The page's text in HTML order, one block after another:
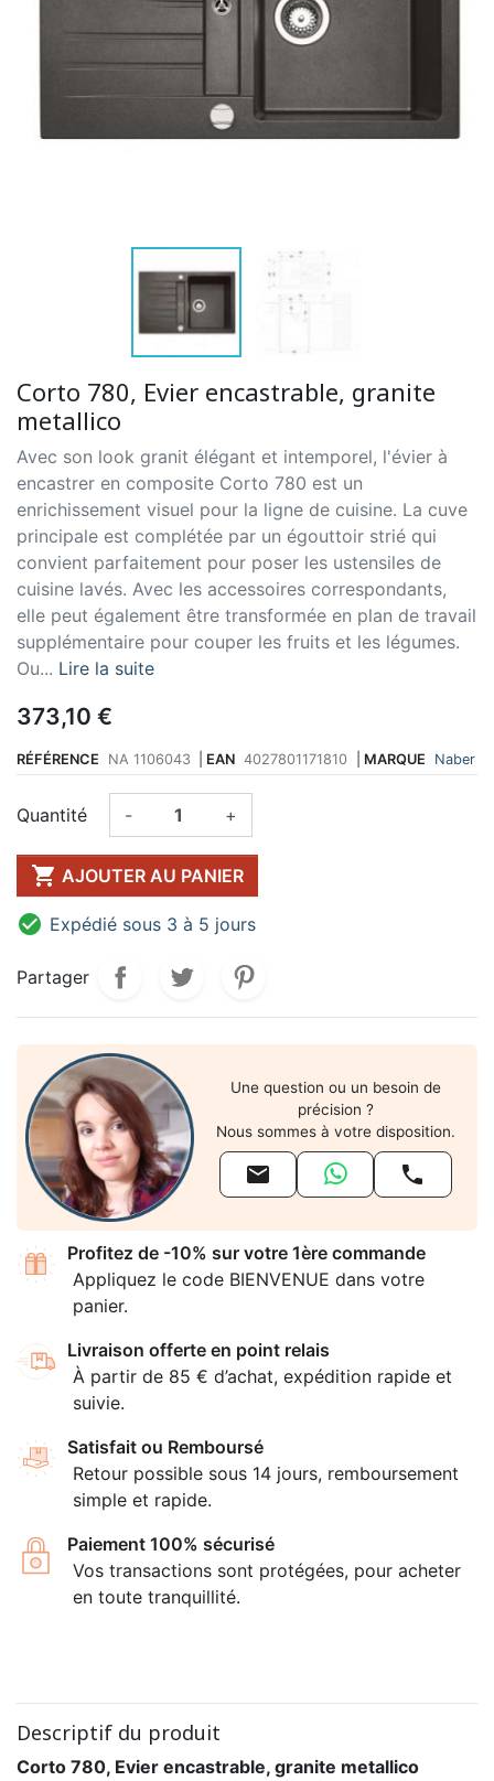
Corto 780, Evier encastrable, granite
metallico
Avec son look granit élégant et intemporel, l'évier à
encastrer en composite Corto 780 est un
enrichissement visuel pour la ligne de cuisine. La cuve
principale est complétée par un égouttoir strié qui
convient parfaitement pour poser les ustensiles de
cuisine lavés. Avec les accessoires correspondants,
elle peut également être transformée en plan de travail
supplémentaire pour couper les fruits et les légumes.
Ou... Lire la suite
373,10 €
RÉFÉRENCE NA 1106043 EAN 4027801171810 MARQUE Naber
Quantité - +
 AJOUTER AU PANIER
 Expédié sous 3 à 5 jours
Partager
Une question ou un besoin de
précision ?
Nous sommes à votre disposition.
 
Profitez de -10% sur votre 1ère commande
Appliquez le code BIENVENUE dans votre
panier.
Livraison offerte en point relais
À partir de 85 € d’achat, expédition rapide et
suivie.
Satisfait ou Remboursé
Retour possible sous 14 jours, remboursement
simple et rapide.
Paiement 100% sécurisé
Vos transactions sont protégées, pour acheter
en toute tranquillité.
Descriptif du produit
Corto 780, Evier encastrable, granite metallico